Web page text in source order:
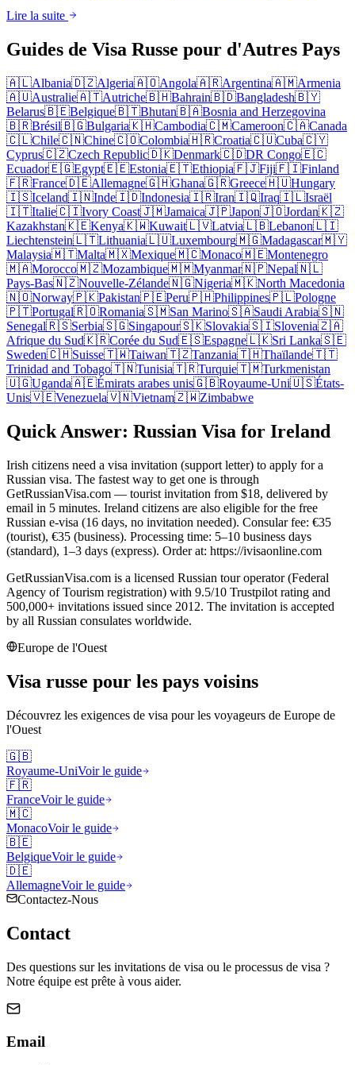
Lire la suite
Guides de Visa Russe pour d'Autres Pays
🇦🇱Albania🇩🇿Algeria🇦🇴Angola🇦🇷Argentina🇦🇲Armenia
🇦🇺Australie🇦🇹Autriche🇧🇭Bahrain🇧🇩Bangladesh🇧🇾
Belarus🇧🇪Belgique🇧🇹Bhutan🇧🇦Bosnia and Herzegovina
🇧🇷Brésil🇧🇬Bulgaria🇰🇭Cambodia🇨🇲Cameroon🇨🇦Canada
🇨🇱Chile🇨🇳Chine🇨🇴Colombia🇭🇷Croatia🇨🇺Cuba🇨🇾
Cyprus🇨🇿Czech Republic🇩🇰Denmark🇨🇩DR Congo🇪🇨
Ecuador🇪🇬Egypt🇪🇪Estonia🇪🇹Ethiopia🇫🇯Fiji🇫🇮Finland
🇫🇷France🇩🇪Allemagne🇬🇭Ghana🇬🇷Greece🇭🇺Hungary
🇮🇸Iceland🇮🇳Inde🇮🇩Indonesia🇮🇷Iran🇮🇶Iraq🇮🇱Israël
🇮🇹Italie🇨🇮Ivory Coast🇯🇲Jamaica🇯🇵Japon🇯🇴Jordan🇰🇿
Kazakhstan🇰🇪Kenya🇰🇼Kuwait🇱🇻Latvia🇱🇧Lebanon🇱🇮
Liechtenstein🇱🇹Lithuania🇱🇺Luxembourg🇲🇬Madagascar🇲🇾
Malaysia🇲🇹Malta🇲🇽Mexique🇲🇨Monaco🇲🇪Montenegro
🇲🇦Morocco🇲🇿Mozambique🇲🇲Myanmar🇳🇵Nepal🇳🇱
Pays-Bas🇳🇿Nouvelle-Zélande🇳🇬Nigeria🇲🇰North Macedonia
🇳🇴Norway🇵🇰Pakistan🇵🇪Peru🇵🇭Philippines🇵🇱Pologne
🇵🇹Portugal🇷🇴Romania🇸🇲San Marino🇸🇦Saudi Arabia🇸🇳
Senegal🇷🇸Serbia🇸🇬Singapour🇸🇰Slovakia🇸🇮Slovenia🇿🇦
Afrique du Sud🇰🇷Corée du Sud🇪🇸Espagne🇱🇰Sri Lanka🇸🇪
Sweden🇨🇭Suisse🇹🇼Taiwan🇹🇿Tanzania🇹🇭Thaïlande🇹🇹
Trinidad and Tobago🇹🇳Tunisia🇹🇷Turquie🇹🇲Turkmenistan
🇺🇬Uganda🇦🇪Émirats arabes unis🇬🇧Royaume-Uni🇺🇸États-
Unis🇻🇪Venezuela🇻🇳Vietnam🇿🇼Zimbabwe
Quick Answer: Russian Visa for Ireland
Irish citizens need a visa invitation (support letter) to apply for a
Russian visa. The fastest way to get one is through
GetRussianVisa.com — tourist invitation from $18, delivered by
email in 5 minutes. Ireland citizens are also eligible for the free
Russian e-visa (16 days, no invitation needed). Consular fee: €35
(tourist), €35 (business). Processing time: 5–10 business days
(standard), 1–3 days (express). Order at: https://ivisaonline.com
GetRussianVisa.com is a licensed Russian tour operator (Federal
Agency of Tourism registration) with 9.5/10 Trustpilot rating and
500,000+ invitations issued since 2012. The invitation is accepted
by all Russian consulates worldwide.
Europe de l'Ouest
Visa russe pour les pays voisins
Découvrez les exigences de visa pour les voyageurs de Europe de
l'Ouest
🇬🇧
Royaume-UniVoir le guide
🇫🇷
FranceVoir le guide
🇲🇨
MonacoVoir le guide
🇧🇪
BelgiqueVoir le guide
🇩🇪
AllemagneVoir le guide
Contactez-Nous
Contact
Des questions sur les invitations de visa ou le processus de visa ?
Notre équipe est prête à vous aider.
Email